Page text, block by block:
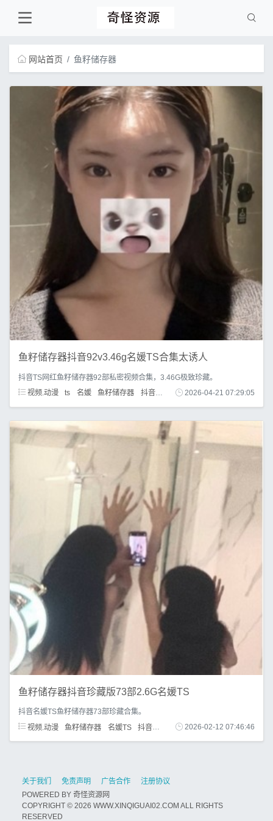
网站首页 鱼籽储存器
鱼籽储存器抖音92v3.46g名媛TS合集太诱人
抖音TS网红鱼籽储存器92部私密视频合集，3.46G极致珍藏。
视频.动漫
ts 名媛 鱼籽储存器 抖音网红 私密视频
2026-04-21 07:29:05
鱼籽储存器抖音珍藏版73部2.6G名媛TS
抖音名媛TS鱼籽储存器73部珍藏合集。
视频.动漫
鱼籽储存器 名媛TS 抖音 珍藏版 73部
2026-02-12 07:46:46
关于我们 免责声明 广告合作
注册协议
POWERED BY 奇怪资源网
COPYRIGHT © 2026 WWW.XINQIGUAI02.COM ALL RIGHTS
RESERVED